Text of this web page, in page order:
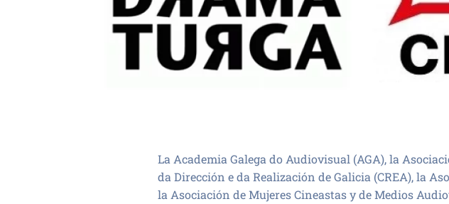
La Academia Galega do Audiovisual (AGA), la
da Dirección e da Realización de Galicia (CREA), la
la Asociación de Mujeres Cineastas y de Medios